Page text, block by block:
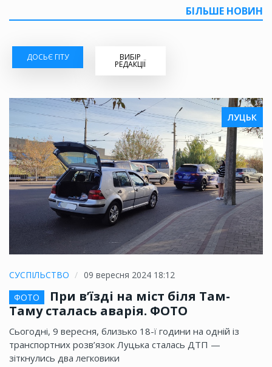
БІЛЬШЕ НОВИН
ДОСЬЄ ГІТУ ВИБІР
РЕДАКЦІЇ
ЛУЦЬК
СУСПІЛЬСТВО
09 вересня 2024 18:12
ФОТО
При в’їзді на міст біля Там-
Таму сталась аварія. ФОТО
Сьогодні, 9 вересня, близько 18-ї години на одній із
транспортних розв’язок Луцька сталась ДТП —
зіткнулись два легковики